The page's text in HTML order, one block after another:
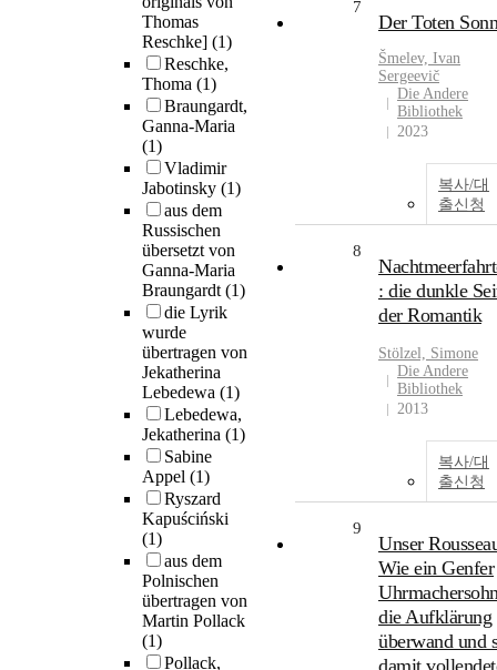
Thomas
Reschke] (1)
Reschke,
Thoma (1)
Braungardt,
Ganna-Maria
(1)
Vladimir
Jabotinsky (1)
aus dem
Russischen
übersetzt von
Ganna-Maria
Braungardt(1)
die Lyrik
wurde
übertragen von
Jekatherina
Lebedewa (1)
Lebedewa,
Jekatherina (1)
Sabine
Appel (1)
Ryszard
Kapuściński
(1)
aus dem
Polnischen
übertragen von
Martin Pollack
(1)
Pollack,
7
Der Toten
Šmelev, Ivan
Sergeevič
Die Andere
Bibliothek
2023
복사/대
출신청
8
: die dunkle
der Romantik
Stölzel, Simone
Die Andere
Bibliothek
2013
복사/대
출신청
9
Unser
Wie ein Genfer
die Aufklärung
überwand und